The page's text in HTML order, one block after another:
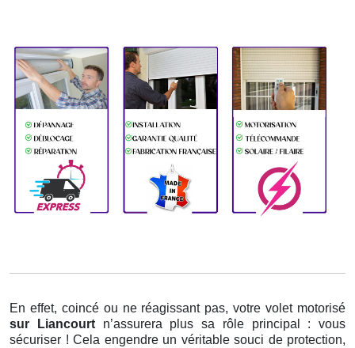
En effet, coincé ou ne réagissant pas, votre volet motorisé
sur Liancourt n’assurera plus sa rôle principal : vous
sécuriser ! Cela engendre un véritable souci de protection,